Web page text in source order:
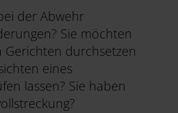
der Abwehr
Sie möchten
Gerichten durchsetzen
eines
lassen? Sie haben